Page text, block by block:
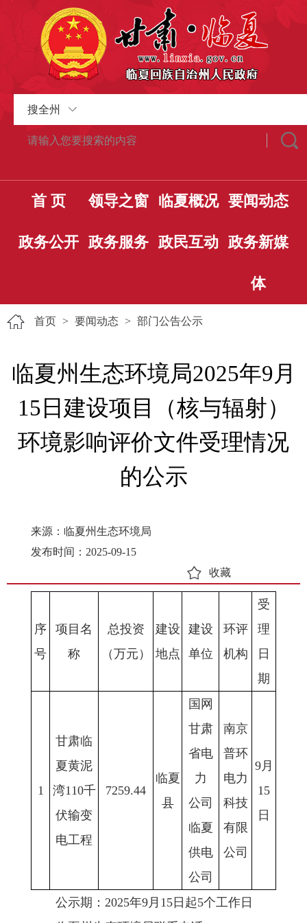
搜全州
首 页 领导之窗 临夏概况 要闻动态
政务公开 政务服务 政民互动 政务新媒
体
首页 > 要闻动态 > 部门公告公示
临夏州生态环境局2025年9月
15日建设项目（核与辐射）
环境影响评价文件受理情况
的公示
来源：临夏州生态环境局
发布时间：2025-09-15
收藏
序
号
项目名
称
总投资
（万元）
建设
地点
建设
单位
环评
机构
受
理
日
期
1
甘肃临
夏黄泥
湾110千
伏输变
电工程
7259.44
临夏
县
国网
甘肃
省电
力
公司
临夏
供电
公司
南京
普环
电力
科技
有限
公司
9月
15
日
公示期：2025年9月15日起5个工作日